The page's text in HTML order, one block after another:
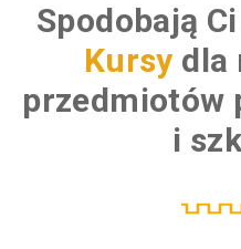
Spodobają
Kursy dla
przedmiotów
i